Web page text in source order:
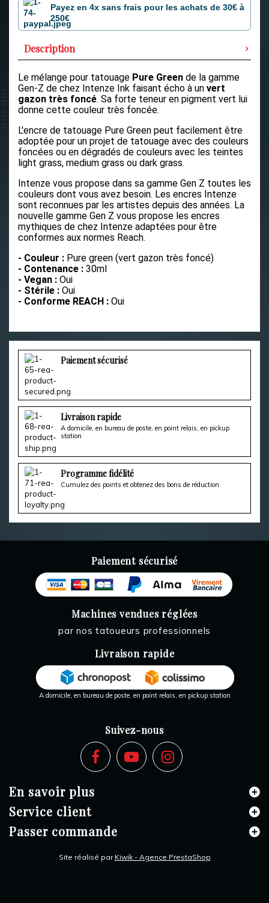
Payez en 4x sans frais pour les achats de 30€ à
250€
Description
Le mélange pour tatouage Pure Green de la gamme
Gen-Z de chez Intenze Ink faisant écho à un vert
gazon très foncé. Sa forte teneur en pigment vert lui
donne cette couleur très foncée.
L'encre de tatouage Pure Green peut facilement être
adoptée pour un projet de tatouage avec des couleurs
foncées ou en dégradés de couleurs avec les teintes
light grass, medium grass ou dark grass.
Intenze vous propose dans sa gamme Gen Z toutes les
couleurs dont vous avez besoin. Les encres Intenze
sont reconnues par les artistes depuis des années. La
nouvelle gamme Gen Z vous propose les encres
mythiques de chez Intenze adaptées pour être
conformes aux normes Reach.
- Couleur : Pure green (vert gazon très foncé)
- Contenance : 30ml
- Vegan : Oui
- Stérile : Oui
- Conforme REACH : Oui
Paiement sécurisé
Livraison rapide
A domicile, en bureau de poste, en point relais, en pickup
station
Programme fidélité
Cumulez des points et obtenez des bons de réduction
Paiement sécurisé
Machines vendues réglées
par nos tatoueurs professionnels
Livraison rapide
A domicile, en bureau de poste, en point relais, en pickup station
Suivez-nous
En savoir plus
Service client
Passer commande
Site réalisé par Kiwik - Agence PrestaShop